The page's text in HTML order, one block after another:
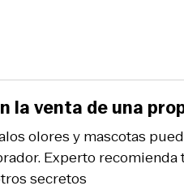
olores y mascotas
Experto recomienda
secretos
la venta de una